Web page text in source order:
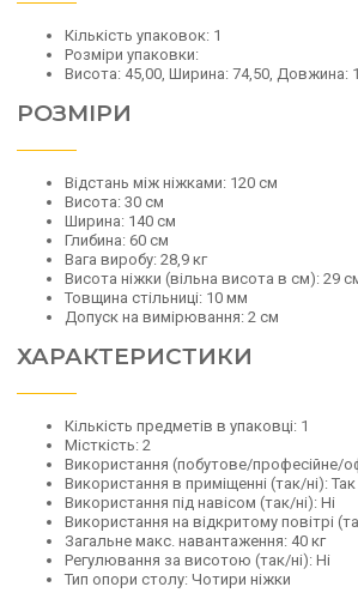
Кількість упаковок: 1
Розміри упаковки:
Висота: 45,00, Ширина: 74,50, Довжина:
РОЗМІРИ
Відстань між ніжками: 120 см
Висота: 30 см
Ширина: 140 см
Глибина: 60 см
Вага виробу: 28,9 кг
Висота ніжки (вільна висота в см): 29
Товщина стільниці: 10 мм
Допуск на вимірювання: 2 см
ХАРАКТЕРИСТИКИ
Кількість предметів в упаковці: 1
Місткість: 2
Використання (побутове/професійне/
Використання в приміщенні (так/ні): Так
Використання під навісом (так/ні): Ні
Використання на відкритому повітрі
Загальне макс. навантаження: 40 кг
Регулювання за висотою (так/ні): Ні
Тип опори столу: Чотири ніжки